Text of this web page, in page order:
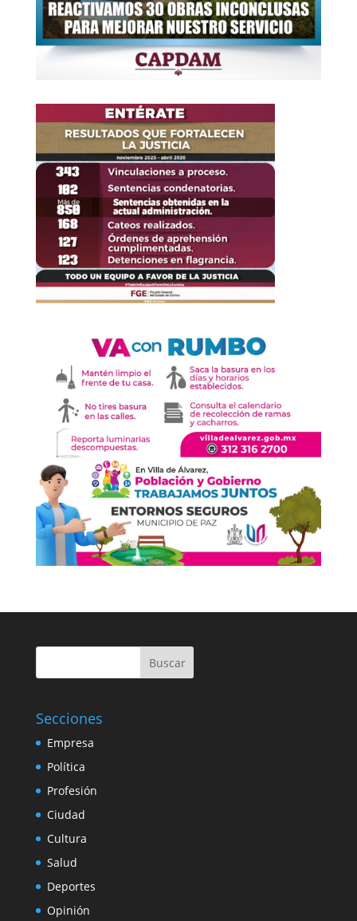
Buscar
Secciones
Empresa
Política
Profesión
Ciudad
Cultura
Salud
Deportes
Opinión